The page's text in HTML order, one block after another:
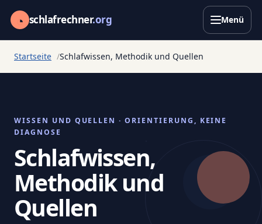
◔ schlafrechner.org Menü
Startseite Schlafwissen, Methodik und Quellen
WISSEN UND QUELLEN · ORIENTIERUNG, KEINE
DIAGNOSE
Schlafwissen,
Methodik und
Quellen